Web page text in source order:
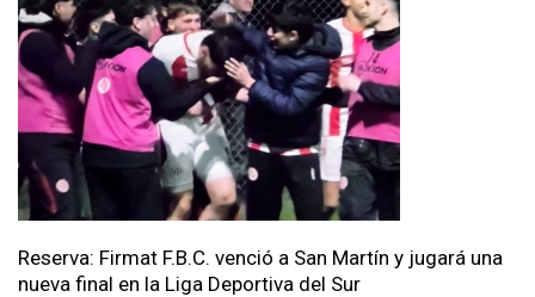
Reserva: Firmat F.B.C. venció a San Martín y jugará una
nueva final en la Liga Deportiva del Sur